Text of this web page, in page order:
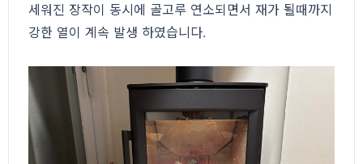
세워진 장작이 동시에 골고루 연소되면서 재가 될때까지
강한 열이 계속 발생 하였습니다.